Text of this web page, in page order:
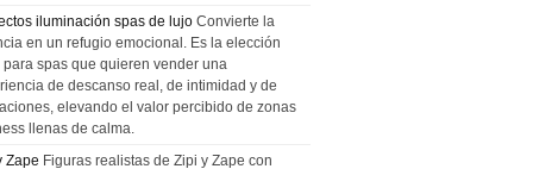
iluminación spas de lujo Convierte la
en un refugio emocional. Es la elección
para spas que quieren vender una
de descanso real, de intimidad y de
elevando el valor percibido de zonas
llenas de calma.
Zape Figuras realistas de Zipi y Zape con